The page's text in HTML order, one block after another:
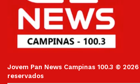
Jovem Pan News Campinas 100.3 ©
reservados